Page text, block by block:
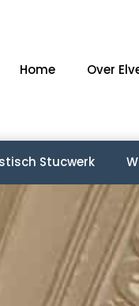
Home Over
Stucwerk